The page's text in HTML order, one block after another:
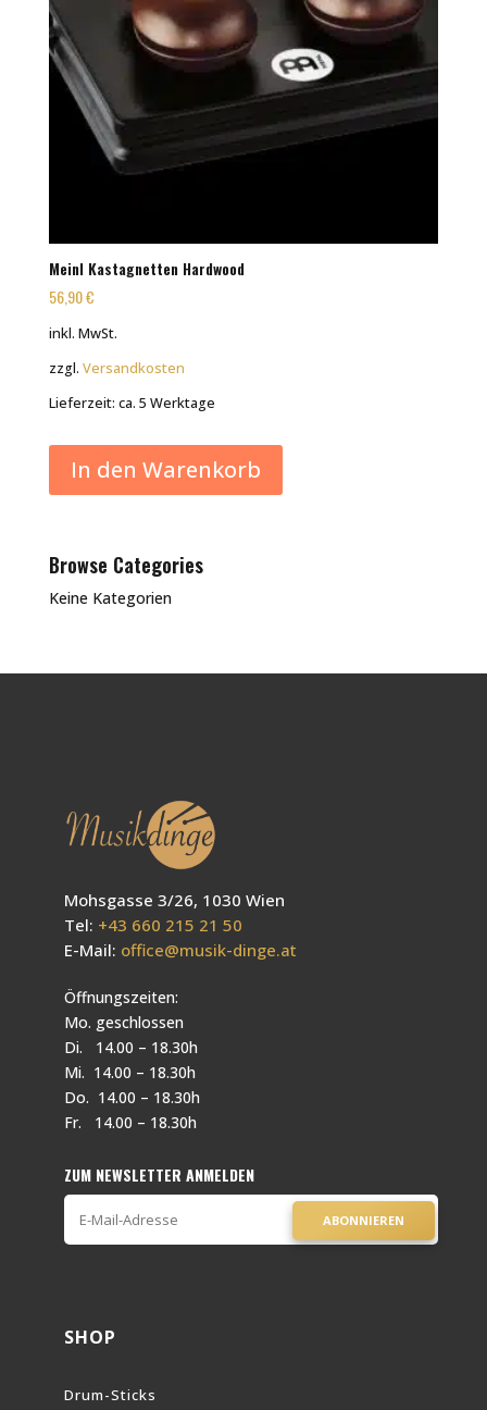
Meinl Kastagnetten Hardwood
56,90€
inkl. MwSt.
zzgl. Versandkosten
Lieferzeit: ca. 5 Werktage
In den Warenkorb
Browse Categories
Keine Kategorien
Mohsgasse 3/26, 1030 Wien
Tel: +43 660 215 21 50
E-Mail: office@musik-dinge.at
Öffnungszeiten:
Mo. geschlossen
Di. 14.00 – 18.30h
Mi. 14.00 – 18.30h
Do. 14.00 – 18.30h
Fr. 14.00 – 18.30h
ZUM NEWSLETTER ANMELDEN
ABONNIEREN
SHOP
Drum-Sticks